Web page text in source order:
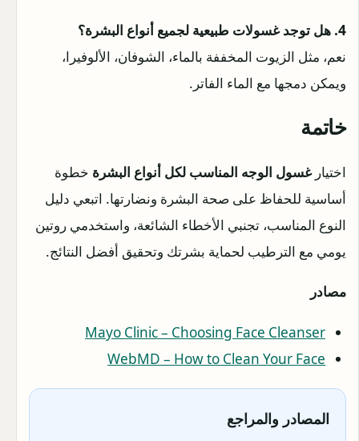
4. هل توجد غسولات طبيعية لجميع أنواع البشرة؟
نعم، مثل الزيوت المخففة بالماء، الشوفان، الألوفيرا،
ويمكن دمجها مع الماء الفاتر.
خاتمة
اختيارغسول الوجه المناسب لكل أنواع البشرة خطوة
أساسية للحفاظ على صحة البشرة ونضارتها. اتبعي دليل
النوع المناسب، تجنبي الأخطاء الشائعة، واستخدمي روتين
يومي مع الترطيب لحماية بشرتك وتحقيق أفضل النتائج.
مصادر
Mayo Clinic – Choosing Face Cleanser
WebMD – How to Clean Your Face
المصادر والمراجع